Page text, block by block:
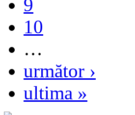
9
10
…
următor ›
ultima »